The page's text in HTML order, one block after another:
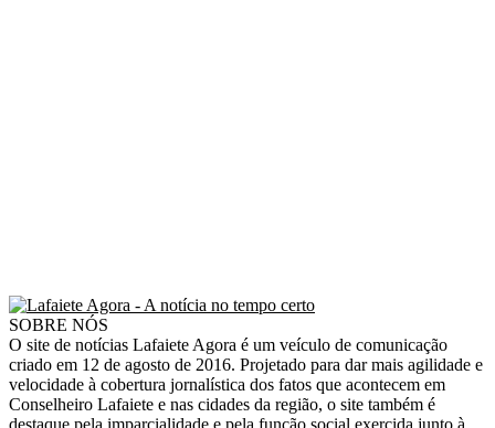
SOBRE NÓS
O site de notícias Lafaiete Agora é um veículo de comunicação
criado em 12 de agosto de 2016. Projetado para dar mais agilidade e
velocidade à cobertura jornalística dos fatos que acontecem em
Conselheiro Lafaiete e nas cidades da região, o site também é